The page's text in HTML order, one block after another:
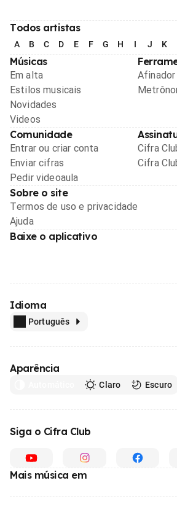
Todos artistas
A B C D E F G H I J K
Músicas
Em alta
Estilos musicais
Novidades
Videos
Afinador
Comunidade
Entrar ou criar conta
Enviar cifras
Pedir videoaula
Cifra
Cifra
Sobre o site
Termos de uso e privacidade
Ajuda
Baixe o aplicativo
Idioma
Português
Aparência
Claro Escuro
Siga o Cifra Club
Mais música em